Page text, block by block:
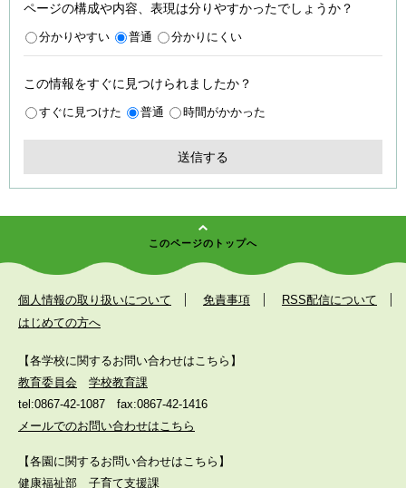
ページの構成や内容、表現は分りやすかったでしょうか？
分かりやすい 普通 分かりにくい
この情報をすぐに見つけられましたか？
すぐに見つけた 普通 時間がかかった
このページのトップへ
個人情報の取り扱いについて 免責事項
RSS配信について
はじめての方へ
【各学校に関するお問い合わせはこちら】
教育委員会
学校教育課
tel:0867-42-1087
fax:0867-42-1416
メールでのお問い合わせはこちら
【各園に関するお問い合わせはこちら】
健康福祉部
子育て支援課